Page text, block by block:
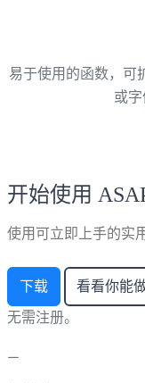
易于使用的函数，可
或字
开始使用
使用可立即上手的实
下载 看看你能
无需注册。